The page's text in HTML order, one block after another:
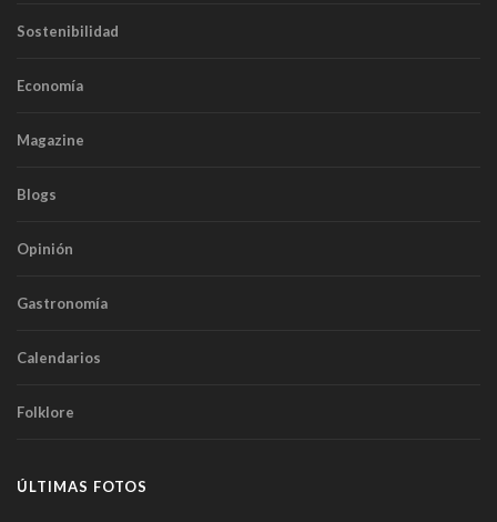
Sostenibilidad
Economía
Magazine
Blogs
Opinión
Gastronomía
Calendarios
Folklore
ÚLTIMAS FOTOS